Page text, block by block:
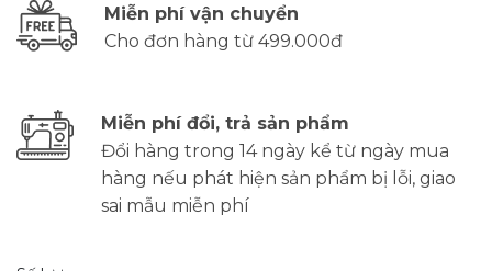
Miễn phí vận chuyển
Cho đơn hàng từ 499.000đ
Miễn phí đổi, trả sản phẩm
Đổi hàng trong 14 ngày kể từ ngày mua
hàng nếu phát hiện sản phẩm bị lỗi, giao
sai mẫu miễn phí